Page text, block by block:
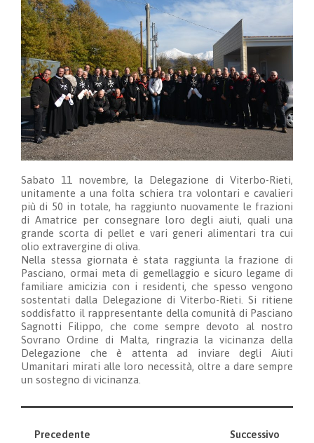
Sabato 11 novembre, la Delegazione di Viterbo-Rieti,
unitamente a una folta schiera tra volontari e cavalieri
più di 50 in totale, ha raggiunto nuovamente le frazioni
di Amatrice per consegnare loro degli aiuti, quali una
grande scorta di pellet e vari generi alimentari tra cui
olio extravergine di oliva.
Nella stessa giornata è stata raggiunta la frazione di
Pasciano, ormai meta di gemellaggio e sicuro legame di
familiare amicizia con i residenti, che spesso vengono
sostentati dalla Delegazione di Viterbo-Rieti. Si ritiene
soddisfatto il rappresentante della comunità di Pasciano
Sagnotti Filippo, che come sempre devoto al nostro
Sovrano Ordine di Malta, ringrazia la vicinanza della
Delegazione che è attenta ad inviare degli Aiuti
Umanitari mirati alle loro necessità, oltre a dare sempre
un sostegno di vicinanza.
Precedente Successivo